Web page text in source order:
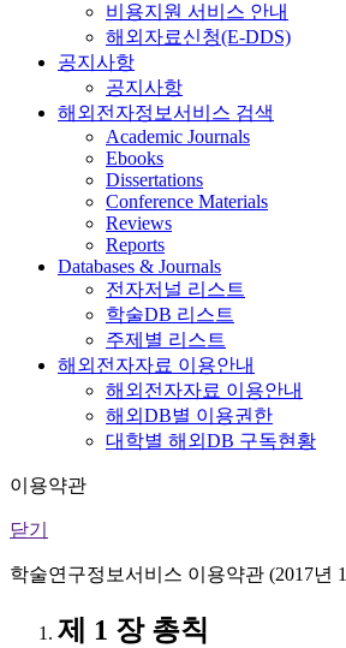
비용지원 서비스 안내
해외자료신청(E-DDS)
공지사항
공지사항
해외전자정보서비스 검색
Academic Journals
Ebooks
Dissertations
Conference Materials
Reviews
Reports
Databases & Journals
전자저널 리스트
학술DB 리스트
주제별 리스트
해외전자자료 이용안내
해외전자자료 이용안내
해외DB별 이용권한
대학별 해외DB 구독현황
이용약관
닫기
학술연구정보서비스 이용약관 (2017년
제 1 장 총칙